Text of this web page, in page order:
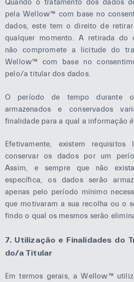
Quando o tratamento dos dados
pela Wellow™ com base no
dados, este tem o direito de
qualquer momento. A retirada do
não compromete a licitude do
Wellow™ com base no
pelo/a titular dos dados.
O período de tempo durante
armazenados e conservados
finalidade para a qual a informação
Efetivamente, existem
conservar os dados por um
Assim, e sempre que não
específica, os dados serão
apenas pelo período mínimo
que motivaram a sua recolha ou o
findo o qual os mesmos serão
7. Utilização e Finalidades do
do/a Titular
Em termos gerais, a Wellow™